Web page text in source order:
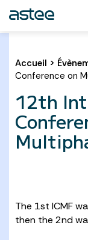
Accueil >
Conference on
12th
The 1st ICMF
then the 2nd